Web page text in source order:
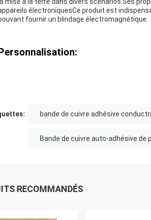
électroniquesCe produit est
fournir un blindage électromagnétique.
bande de cuivre adhésive
Bande de cuivre auto-adhésive de
RECOMMANDÉS